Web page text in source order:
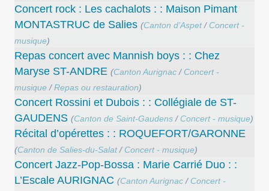
Concert rock : Les cachalots : : Maison Pimant
MONTASTRUC de Salies (Canton d’Aspet/ Concert -
musique)
Repas concert avec Mannish boys : : Chez
Maryse ST-ANDRE (Canton Aurignac/ Concert -
musique/Repas ou restauration)
Concert Rossini et Dubois : : Collégiale de ST-
GAUDENS (Canton de Saint-Gaudens/ Concert - musique)
Récital d’opérettes : : ROQUEFORT/GARONNE
(Canton de Salies-du-Salat/ Concert - musique)
Concert Jazz-Pop-Bossa : Marie Carrié Duo : :
L’Escale AURIGNAC (Canton Aurignac/ Concert -